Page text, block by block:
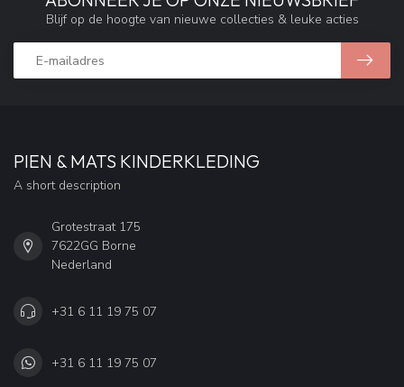
Blijf op de hoogte van nieuwe collecties & leuke acties
PIEN & MATS KINDERKLEDING
A short description
Grotestraat 175
7622GG Borne
Nederland
+31 6 11 19 75 07
+31 6 11 19 75 07